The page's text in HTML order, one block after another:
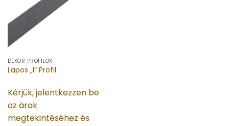
DEKOR PROFILOK
Lapos „I” Profil
Kérjük, jelentkezzen be
az árak
megtekintéséhez és